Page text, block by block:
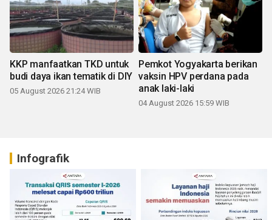
KKP manfaatkan TKD untuk
budi daya ikan tematik di DIY
05 August 2026 21:24 WIB
Pemkot Yogyakarta berikan
vaksin HPV perdana pada
anak laki-laki
04 August 2026 15:59 WIB
Infografik